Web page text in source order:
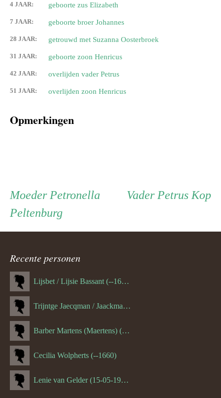
4 JAAR: geboorte zus Elizabeth
7 JAAR: geboorte broer Johannes
28 JAAR: getrouwd met Suzanna Oosterbroek
31 JAAR: geboorte zoon Henricus
42 JAAR: overlijden vader Petrus
51 JAAR: overlijden zoon Henricus
Opmerkingen
Persoon
ouder
navigatie
Vader Vader
Petrus Kop
Moeder Moeder
Petronella
Peltenburg
Recente personen
Lijsbet / Lijsie Bassant (--1687)
Trijntge Jaecqman / Jaackman (--1651)
Barber Martens (Maertens) (--1658)
Cecilia Wolpherts (--1660)
Lenie van Gelder (15-05-1970)